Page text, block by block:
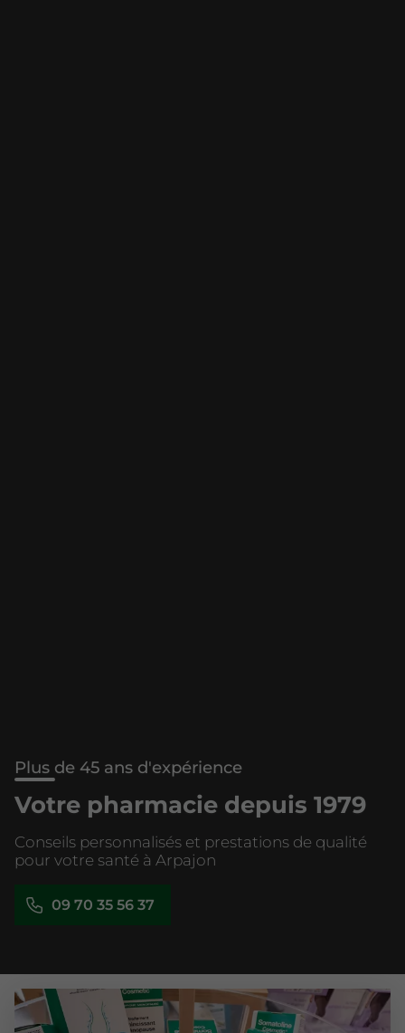
Plus de 45 ans d'expérience
Votre pharmacie depuis 1979
Conseils personnalisés et prestations de qualité
pour votre santé à Arpajon
09 70 35 56 37